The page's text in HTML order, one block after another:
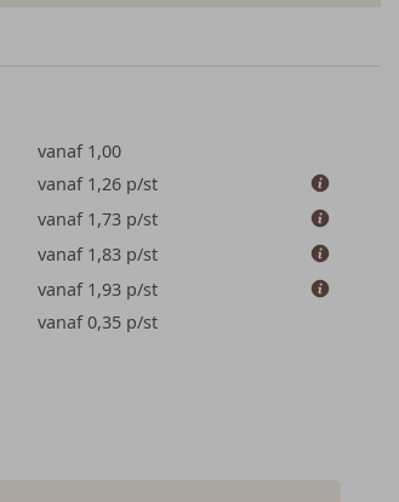
vanaf 1,00
vanaf 1,26 p/st
vanaf 1,73 p/st
vanaf 1,83 p/st
vanaf 1,93 p/st
vanaf 0,35 p/st